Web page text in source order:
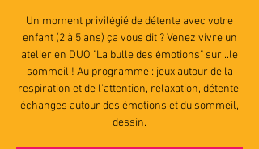
Un moment privilégié de détente avec votre
enfant (2 à 5 ans) ça vous dit ? Venez vivre un
atelier en DUO "La bulle des émotions" sur...le
sommeil ! Au programme : jeux autour de la
respiration et de l'attention, relaxation, détente,
échanges autour des émotions et du sommeil,
dessin.